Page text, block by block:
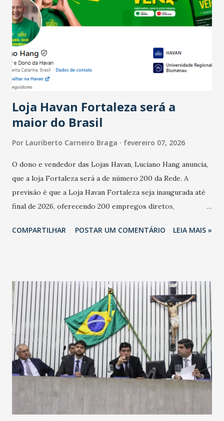
Ainda segundo a Pesquisa, em novembro de 2025, 40% dos
bares e restaurantes operaram com lucro e outros 40%
registraram equilíbrio financeiro. Já o percentual de
estabelecimentos no prejuízo ficou em 19%, pouco abaixo
do observado no mês anterior. Outros 1% não existiam em
novembro. Em relação a outubro, o faturamento também
cresceu. De acordo com a pesquisa, 44% dos n...
Loja Havan Fortaleza será a
maior do Brasil
Por Lauriberto Carneiro Braga fevereiro 07, 2026
O dono e vendedor das Lojas Havan, Luciano Hang anuncia,
que a loja Fortaleza será a de número 200 da Rede. A
previsão é que a Loja Havan Fortaleza seja inaugurada até
final de 2026, oferecendo 200 empregos diretos,
Havan Fortaleza ainda não foi anunciada oficialmente, mas
COMPARTILHAR POSTAR UM COMENTÁRIO LEIA MAIS »